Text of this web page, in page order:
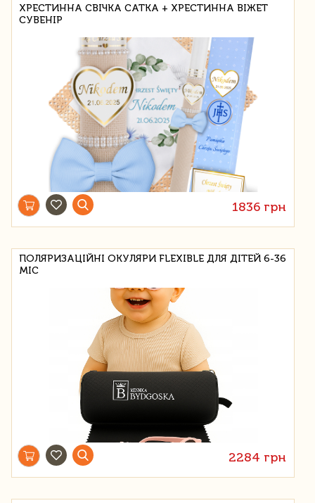
ХРЕСТИННА СВІЧКА САТКА + ХРЕСТИННА ВІЖЕТ
СУВЕНІР
1836 грн
ПОЛЯРИЗАЦІЙНІ ОКУЛЯРИ FLEXIBLE ДЛЯ ДІТЕЙ 6-36
МІС
2284 грн